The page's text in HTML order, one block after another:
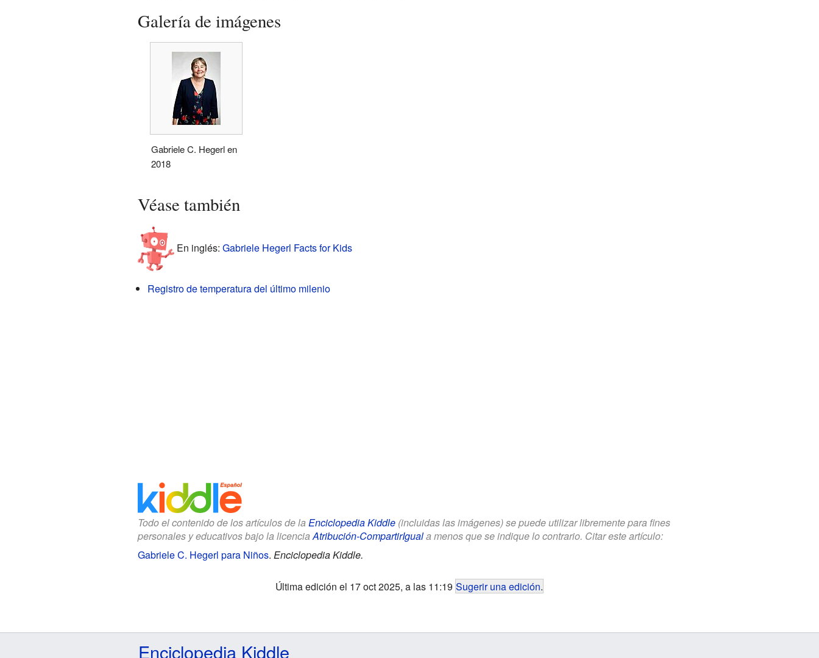
Galería de imágenes
Gabriele C. Hegerl en
2018
Véase también
En inglés: Gabriele Hegerl Facts for Kids
Registro de temperatura del último milenio
Todo el contenido de los artículos de la Enciclopedia Kiddle(incluidas las imágenes) se puede utilizar libremente para fines
personales y educativos bajo la licencia Atribución-CompartirIguala menos que se indique lo contrario. Citar este artículo:
Gabriele C. Hegerl para Niños. Enciclopedia Kiddle.
Última edición el 17 oct 2025, a las 11:19 Sugerir una edición.
Enciclopedia Kiddle